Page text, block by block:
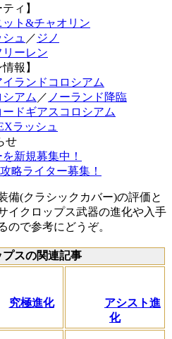
ィ】
ット&チャオリン
ュ ／ ジノ
リーレン
報】
イランドコロシアム
アム ／ ノーランド降臨
ードギアスコロシアム
ラッシュ
せ
新規募集中！
略ライター募集！
備(クラシックカバー)の評価と
イクロップス武器の進化や入手
ので参考にどうぞ。
スの関連記事
究極進化
アシスト進
化